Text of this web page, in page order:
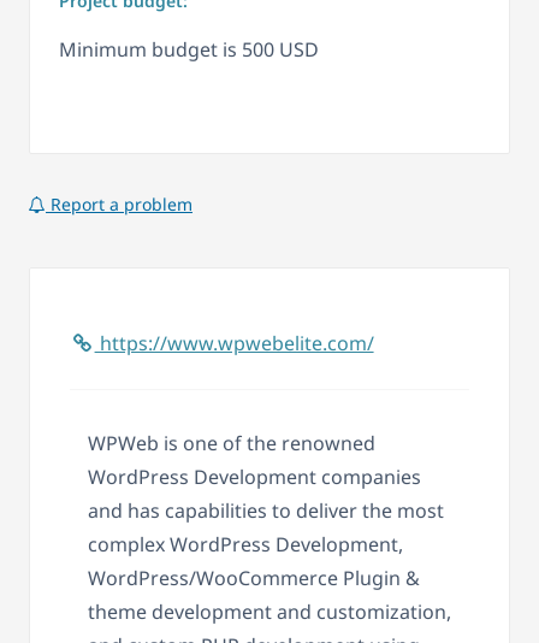
Minimum budget is 500 USD
Report a problem
https://www.wpwebelite.com/
WPWeb is one of the renowned
WordPress Development companies
and has capabilities to deliver the most
complex WordPress Development,
WordPress/WooCommerce Plugin &
theme development and customization,